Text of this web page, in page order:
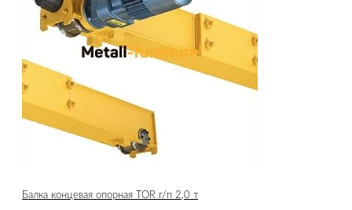
Балка концевая опорная TOR г/п 2,0 т